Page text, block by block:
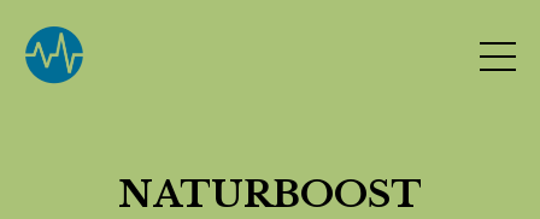
NATURBOOST